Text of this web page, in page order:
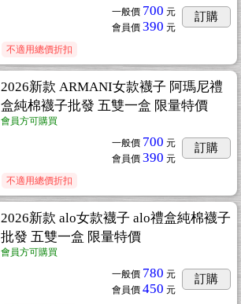
一般價 700 元
會員價 390 元
訂購
不適用總價折扣
2026新款 ARMANI女款襪子 阿瑪尼禮
盒純棉襪子批發 五雙一盒 限量特價
會員方可購買
一般價 700 元
會員價 390 元
訂購
不適用總價折扣
2026新款 alo女款襪子 alo禮盒純棉襪子
批發 五雙一盒 限量特價
會員方可購買
一般價 780 元
會員價 450 元
訂購